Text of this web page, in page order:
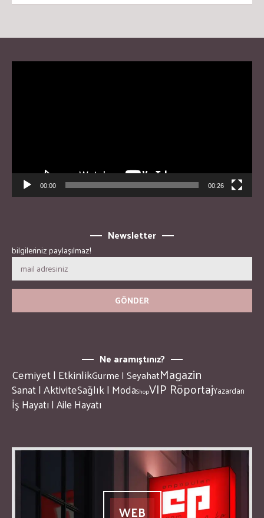
00:00 00:26
Newsletter
bilgileriniz paylaşılmaz!
Ne aramıştınız?
Cemiyet | EtkinlikGurme | SeyahatMagazin
Sanat | AktiviteSağlık | ModaShopVIP RöportajYazardan
İş Hayatı | Aile Hayatı
WEB